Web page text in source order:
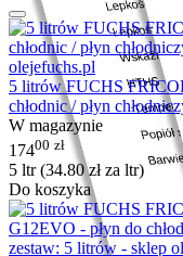
5 litrów FUCHS
chłodnic / płyn
W magazynie
17400 zł
5 ltr (34.80złza ltr)
Do koszyka